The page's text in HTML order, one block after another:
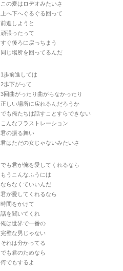
この愛はロデオみたいさ
上へ下へぐるぐる回って
前進しようと
頑張ったって
すぐ後ろに戻っちまう
同じ場所を回ってるんだ
1歩前進しては
2歩下がって
3回曲がったり曲がらなかったり
正しい場所に戻れるんだろうか
でも俺たちは話すことすらできない
こんなフラストレーション
君の振る舞い
君はただの女じゃないみたいさ
でも君が俺を愛してくれるなら
もうこんなふうには
ならなくていいんだ
君が愛してくれるなら
時間をかけて
話を聞いてくれ
俺は世界で一番の
完璧な男じゃない
それは分かってる
でも君のためなら
何でもするよ